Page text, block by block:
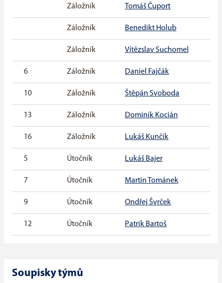
Záložník Tomáš Čuport
Záložník Benedikt Holub
Záložník Vítězslav Suchomel
6 Záložník Daniel Fajčák
10 Záložník Štěpán Svoboda
13 Záložník Dominik Kocián
16 Záložník Lukáš Kunčík
5 Útočník Lukáš Bajer
7 Útočník Martin Tománek
9 Útočník Ondřej Švrček
12 Útočník Patrik Bartoš
Soupisky týmů